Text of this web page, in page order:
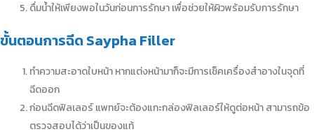
ดื่มน้ำให้เพียงพอในวันก่อนการรักษา เพื่อช่วยให้ผิวพร้อมรับการรักษา
ขั้นตอนการฉีด Saypha Filler
ทำความสะอาดใบหน้า หากแต่งหน้ามาก็จะมีการเช็คเครื่องสำอางในจุดที่
ฉีดออก
ก่อนฉีดฟิลเลอร์ แพทย์จะต้องแกะกล่องฟิลเลอร์ให้ดูต่อหน้า สามารถข้อ
ตรวจสอบได้ว่าเป็นของแท้